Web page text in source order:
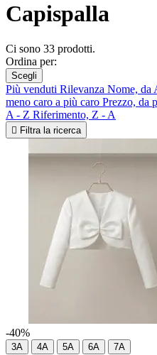
Capispalla
Ci sono 33 prodotti.
Ordina per:
Scegli
Più venduti Rilevanza Nome, da
meno caro a più caro Prezzo, da
A - Z Riferimento, Z - A
 Filtra la ricerca
-40%
3A 4A 5A 6A 7A